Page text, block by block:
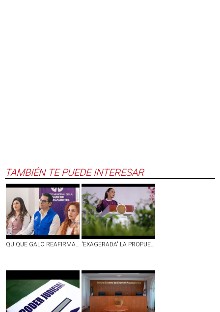
TAMBIÉN TE PUEDE INTERESAR
QUIQUE GALO REAFIRMA SU COMPROMISO DE SEGUIR TRABAJANDO POR LAS MUJERES DE AGS 'EXAGERADA' LA PROPUESTA PRESUPUESTAL DEL INE PARA 2027; ES MÁS DEL COSTO DE LA ELECCIÓN DE 2024: SHEINBAUM